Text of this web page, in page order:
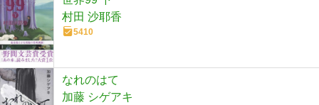
村田 沙耶香
5410
なれのはて
加藤 シゲアキ